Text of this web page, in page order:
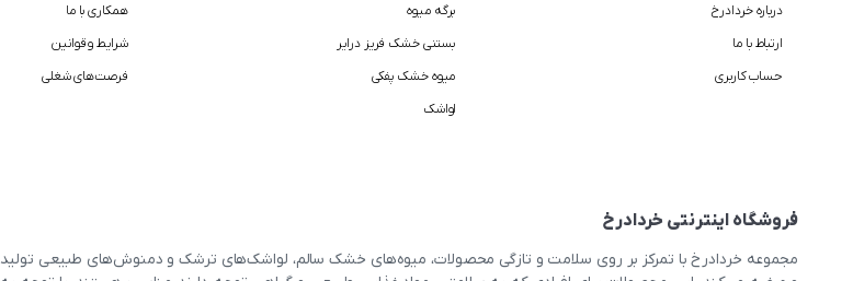
درباره خردادرخ
ارتباط با ما
حساب کاربری
برگه میوه
بستنی خشک فریز درایر
میوه خشک پفکی
لواشک
همکاری با ما
شرایط و قوانین
فرصت‌های شغلی
فروشگاه اینترنتی خردادرخ
مجموعه خردادرخ با تمرکز بر روی سلامت و تازگی محصولات، میوه‌های خشک سالم، لواشک‌های ترشک و دمنوش‌های طبیعی تولید